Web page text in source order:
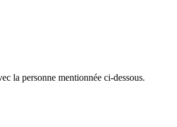
la personne mentionnée ci-dessous.